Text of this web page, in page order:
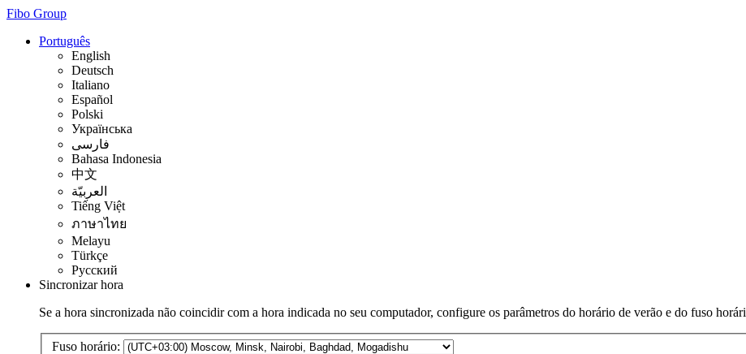
Fibo Group
Português
English
Deutsch
Italiano
Español
Polski
Українська
فارسی
Bahasa Indonesia
中文
العربيّة
Tiếng Việt
ภาษาไทย
Melayu
Türkçe
Русский
Sincronizar hora
Se a hora sincronizada não coincidir com a hora indicada no seu computador, configure os parâmetros do horário de verão e do fuso
Fuso horário: